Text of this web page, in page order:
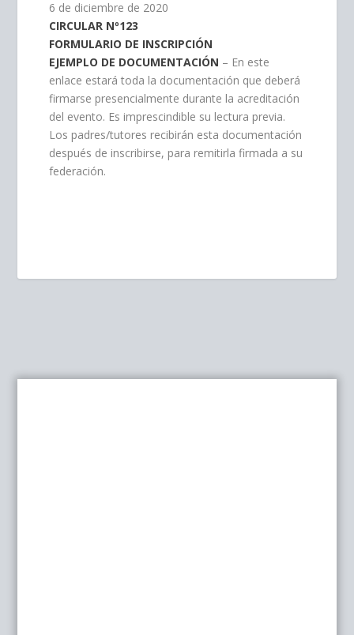
6 de diciembre de 2020
CIRCULAR Nº123
FORMULARIO DE INSCRIPCIÓN
EJEMPLO DE DOCUMENTACIÓN – En este
enlace estará toda la documentación que deberá
firmarse presencialmente durante la acreditación
del evento. Es imprescindible su lectura previa.
Los padres/tutores recibirán esta documentación
después de inscribirse, para remitirla firmada a su
federación.